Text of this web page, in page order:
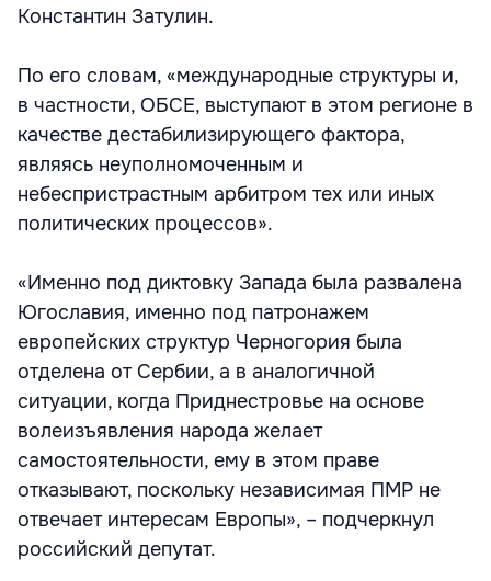
Константин Затулин.
По его словам, «международные структуры и,
в частности, ОБСЕ, выступают в этом регионе в
качестве дестабилизирующего фактора,
являясь неуполномоченным и
небеспристрастным арбитром тех или иных
политических процессов».
«Именно под диктовку Запада была развалена
Югославия, именно под патронажем
европейских структур Черногория была
отделена от Сербии, а в аналогичной
ситуации, когда Приднестровье на основе
волеизъявления народа желает
самостоятельности, ему в этом праве
отказывают, поскольку независимая ПМР не
отвечает интересам Европы», – подчеркнул
российский депутат.